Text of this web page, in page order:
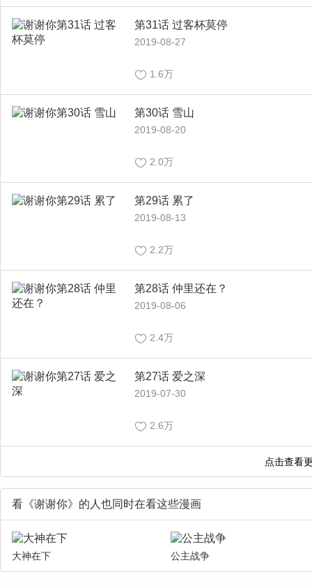
第31话 过客杯莫停
2019-08-27
1.6万
第30话 雪山
2019-08-20
2.0万
第29话 累了
2019-08-13
2.2万
第28话 仲里还在？
2019-08-06
2.4万
第27话 爱之深
2019-07-30
2.6万
看《谢谢你》的人也同时在看这些漫画
大神在下 公主战争